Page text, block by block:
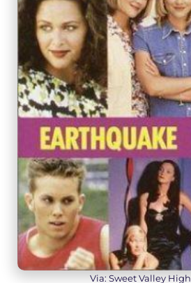
Via: Sweet Valley